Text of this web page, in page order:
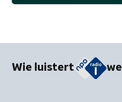
Wie luistert